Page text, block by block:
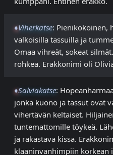
♦Viherkatse: Pienikokoinen,
valkoisilla tassuilla ja
Omaa vihreät, sokeat
rohkea. Erakkonimi oli
♦Salviakatse:
jonka kuono ja tassut ovat
vihertävän keltaiset.
tuntemattomille töykeä.
ja rakastava kissa.
klaaninvanhimpiin korkean